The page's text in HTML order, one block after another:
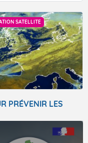
SATELLITE
PRÉVENIR LES